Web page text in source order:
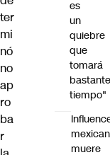
ter
mi
nó
no
ap
ro
ba
r
es
un
quiebre
que
tomará
bastante
tiempo"
muere